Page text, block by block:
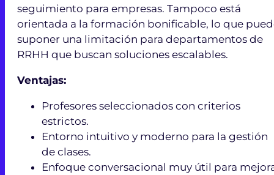
seguimiento para empresas. Tampoco está
orientada a la formación bonificable, lo que
suponer una limitación para departamentos de
RRHH que buscan soluciones escalables.
Ventajas:
Profesores seleccionados con criterios
estrictos.
Entorno intuitivo y moderno para la gestión
de clases.
Enfoque conversacional muy útil para